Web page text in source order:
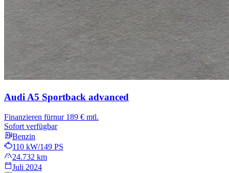
Audi A5 Sportback advanced
Finanzieren fürnur 189 € mtl.
Sofort verfügbar
Benzin
110 kW/149 PS
24.732 km
Juli 2024